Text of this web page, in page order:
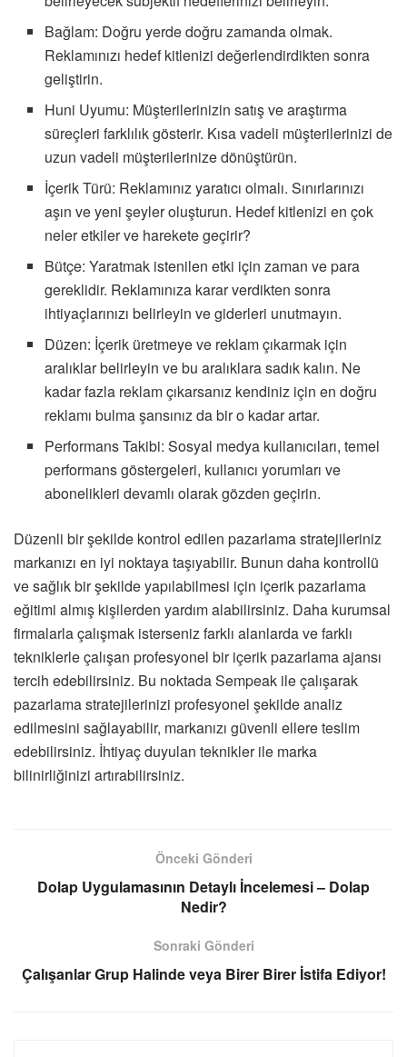
Bağlam: Doğru yerde doğru zamanda olmak.
Reklamınızı hedef kitlenizi değerlendirdikten sonra
geliştirin.
Huni Uyumu: Müşterilerinizin satış ve araştırma
süreçleri farklılık gösterir. Kısa vadeli müşterilerinizi de
uzun vadeli müşterilerinize dönüştürün.
İçerik Türü: Reklamınız yaratıcı olmalı. Sınırlarınızı
aşın ve yeni şeyler oluşturun. Hedef kitlenizi en çok
neler etkiler ve harekete geçirir?
Bütçe: Yaratmak istenilen etki için zaman ve para
gereklidir. Reklamınıza karar verdikten sonra
ihtiyaçlarınızı belirleyin ve giderleri unutmayın.
Düzen: İçerik üretmeye ve reklam çıkarmak için
aralıklar belirleyin ve bu aralıklara sadık kalın. Ne
kadar fazla reklam çıkarsanız kendiniz için en doğru
reklamı bulma şansınız da bir o kadar artar.
Performans Takibi: Sosyal medya kullanıcıları, temel
performans göstergeleri, kullanıcı yorumları ve
abonelikleri devamlı olarak gözden geçirin.
Düzenli bir şekilde kontrol edilen pazarlama stratejileriniz
markanızı en iyi noktaya taşıyabilir. Bunun daha kontrollü
ve sağlık bir şekilde yapılabilmesi için içerik pazarlama
eğitimi almış kişilerden yardım alabilirsiniz. Daha kurumsal
firmalarla çalışmak isterseniz farklı alanlarda ve farklı
tekniklerle çalışan profesyonel bir içerik pazarlama ajansı
tercih edebilirsiniz. Bu noktada Sempeak ile çalışarak
pazarlama stratejilerinizi profesyonel şekilde analiz
edilmesini sağlayabilir, markanızı güvenli ellere teslim
edebilirsiniz. İhtiyaç duyulan teknikler ile marka
bilinirliğinizi artırabilirsiniz.
Önceki Gönderi
Dolap Uygulamasının Detaylı İncelemesi – Dolap
Nedir?
Sonraki Gönderi
Çalışanlar Grup Halinde veya Birer Birer İstifa Ediyor!